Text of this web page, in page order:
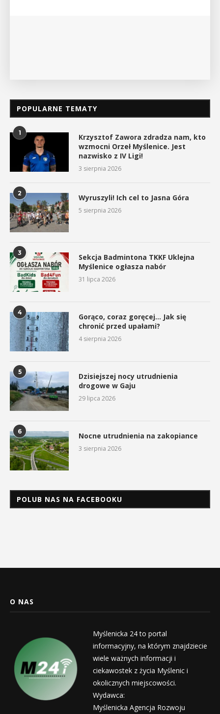
POPULARNE TEMATY
1
Krzysztof Zawora zdradza nam, kto
wzmocni Orzeł Myślenice. Jest
nazwisko z IV Ligi!
3 sierpnia 2026
2 Wyruszyli! Ich cel to Jasna Góra
5 sierpnia 2026
3
Sekcja Badmintona TKKF Uklejna
Myślenice ogłasza nabór
31 lipca 2026
4
Gorąco, coraz goręcej… Jak się
chronić przed upałami?
4 sierpnia 2026
5
Dzisiejszej nocy utrudnienia
drogowe w Gaju
29 lipca 2026
6 Nocne utrudnienia na zakopiance
3 sierpnia 2026
POLUB NAS NA FACEBOOKU
O NAS
Myślenicka 24 to portal
informacyjny, na którym znajdziecie
wiele ważnych informacji i
ciekawostek z życia Myślenic i
okolicznych miejscowości.
Wydawca:
Myślenicka Agencja Rozwoju